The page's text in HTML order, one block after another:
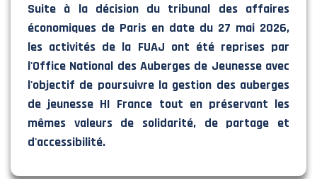
Suite à la décision du tribunal des affaires
économiques de Paris en date du 27 mai 2026,
les activités de la FUAJ ont été reprises par
l'Office National des Auberges de Jeunesse avec
l'objectif de poursuivre la gestion des auberges
de jeunesse HI France tout en préservant les
mêmes valeurs de solidarité, de partage et
d'accessibilité.